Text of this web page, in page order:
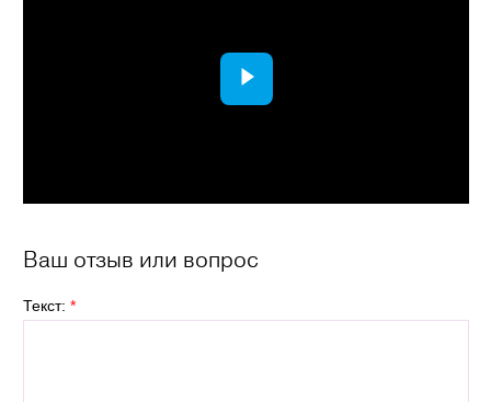
Ваш отзыв или вопрос
Текст: *